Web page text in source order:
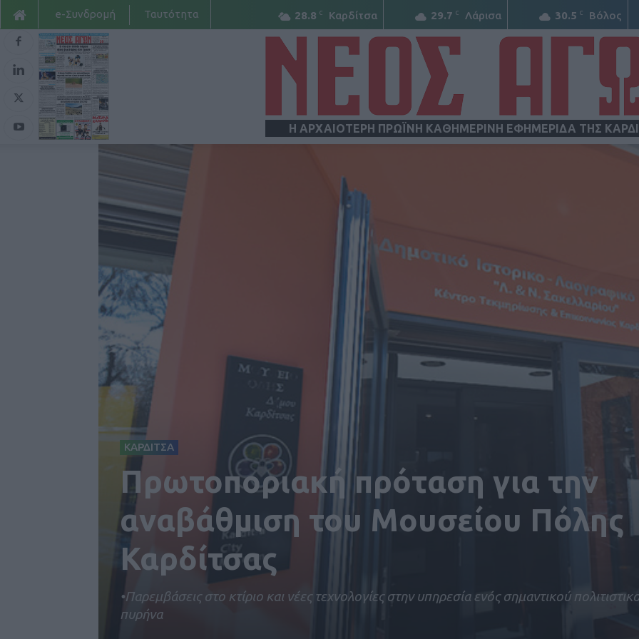
28.8 C Καρδίτσα 29.7 C Λάρισα 30.5 C Βόλος
e-Συνδρομή Ταυτότητα
Η ΑΡΧΑΙΟΤΕΡΗ ΠΡΩΪΝΗ ΚΑΘΗΜΕΡΙΝΗ ΕΦΗΜΕΡΙΔΑ ΤΗΣ
ΑΓΩΝ
ΚΑΡΔΙΤΣΑ
Πρωτοποριακή πρόταση για την
αναβάθμιση του Μουσείου Πόλης
Καρδίτσας
•Παρεμβάσεις στο κτίριο και νέες τεχνολογίες στην υπηρεσία ενός σημαντικού
πυρήνα